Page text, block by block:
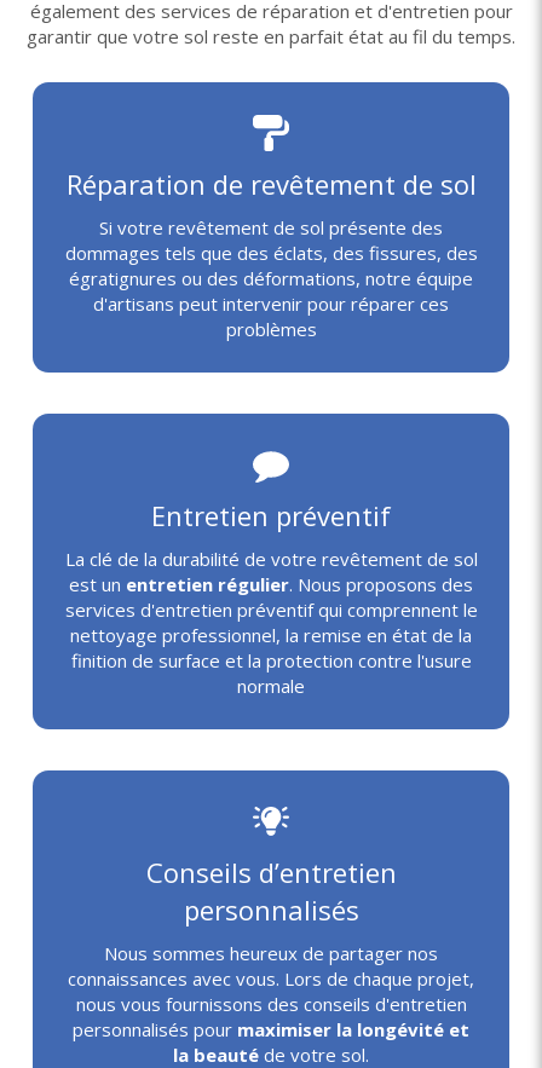
également des services de réparation et d'entretien pour
garantir que votre sol reste en parfait état au fil du temps.
Réparation de revêtement de sol
Si votre revêtement de sol présente des
dommages tels que des éclats, des fissures, des
égratignures ou des déformations, notre équipe
d'artisans peut intervenir pour réparer ces
problèmes
Entretien préventif
La clé de la durabilité de votre revêtement de sol
est un entretien régulier. Nous proposons des
services d'entretien préventif qui comprennent le
nettoyage professionnel, la remise en état de la
finition de surface et la protection contre l'usure
normale
Conseils d’entretien
personnalisés
Nous sommes heureux de partager nos
connaissances avec vous. Lors de chaque projet,
nous vous fournissons des conseils d'entretien
personnalisés pour maximiser la longévité et
la beauté de votre sol.